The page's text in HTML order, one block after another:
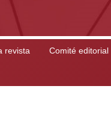
revista Comité editorial